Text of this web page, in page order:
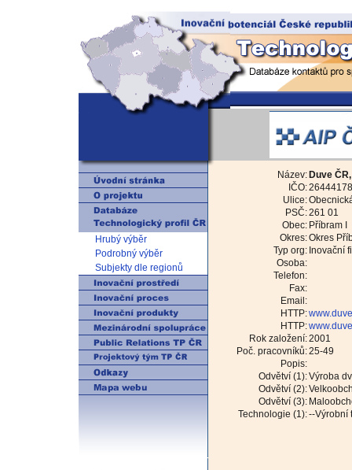
Hrubý výběr
Podrobný výběr
Subjekty dle regionů
Název: Duve
IČO:26444178
Ulice:
PSČ:261 01
Obec: Příbram I
Okres:Okres
Typ org: Inovační
Osoba:
Telefon:
Fax:
Email:
HTTP:
HTTP:
Rok založení:2001
Poč. pracovníků:25-49
Popis:
Odvětví (1):Výroba
Odvětví (2):
Odvětví (3):
Technologie (1):--Výrobní